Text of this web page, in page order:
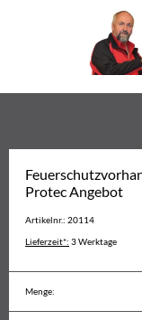
Protec Angebot
Artikelnr.: 20114
Lieferzeit*: 3 Werktage
Menge: